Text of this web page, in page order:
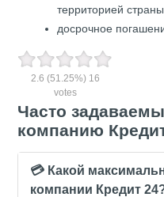
территорией
досрочное
2.6 (51.25%) 16
votes
Часто
компанию
💳 Какой
компании Кредит